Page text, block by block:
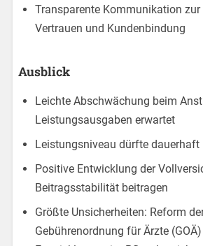
Transparente Kommunikation
Vertrauen und Kundenbindung
Ausblick
Leichte Abschwächung beim
Leistungsausgaben erwartet
Leistungsniveau dürfte dauerhaft
Positive Entwicklung der
Beitragsstabilität beitragen
Größte Unsicherheiten: Reform
Gebührenordnung für Ärzte